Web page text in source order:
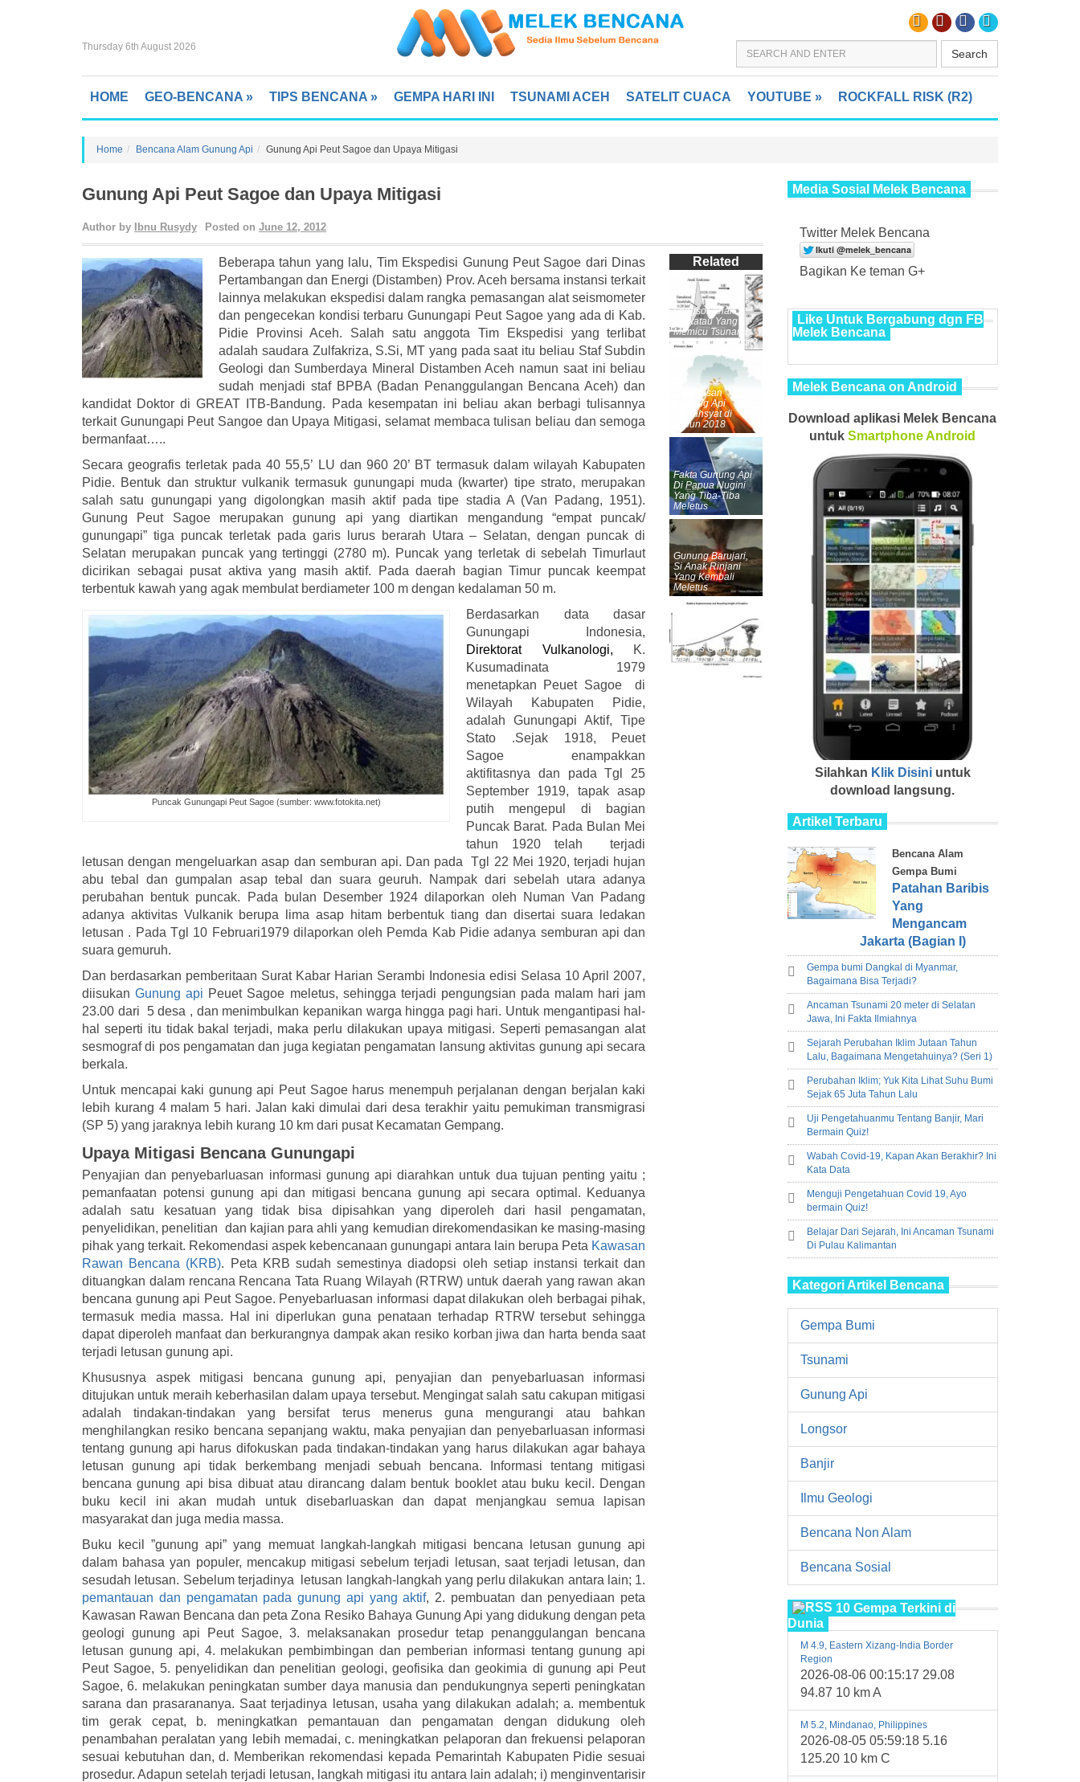
Thursday 6th August 2026
Search
HOME GEO-BENCANA » TIPS BENCANA » GEMPA HARI INI TSUNAMI ACEH SATELIT CUACA YOUTUBE » ROCKFALL RISK (R2)
Home Bencana Alam Gunung Api Gunung Api Peut Sagoe dan Upaya Mitigasi
Gunung Api Peut Sagoe dan Upaya Mitigasi
Author by Ibnu Rusydy Posted on June 12, 2012
Beberapa tahun yang lalu, Tim Ekspedisi Gunung Peut Sagoe dari Dinas
Pertambangan dan Energi (Distamben) Prov. Aceh bersama instansi terkait
lainnya melakukan ekspedisi dalam rangka pemasangan alat seismometer
dan pengecekan kondisi terbaru Gunungapi Peut Sagoe yang ada di Kab.
Pidie Provinsi Aceh. Salah satu anggota Tim Ekspedisi yang terlibat
adalah saudara Zulfakriza, S.Si, MT yang pada saat itu beliau Staf Subdin
Geologi dan Sumberdaya Mineral Distamben Aceh namun saat ini beliau
sudah menjadi staf BPBA (Badan Penanggulangan Bencana Aceh) dan
kandidat Doktor di GREAT ITB-Bandung. Pada kesempatan ini beliau akan berbagi tulisannya
terkait Gunungapi Peut Sangoe dan Upaya Mitigasi, selamat membaca tulisan beliau dan semoga
bermanfaat…..
Secara geografis terletak pada 40 55,5’ LU dan 960 20’ BT termasuk dalam wilayah Kabupaten
Pidie. Bentuk dan struktur vulkanik termasuk gunungapi muda (kwarter) tipe strato, merupakan
salah satu gunungapi yang digolongkan masih aktif pada tipe stadia A (Van Padang, 1951).
Gunung Peut Sagoe merupakan gunung api yang diartikan mengandung “empat puncak/
gunungapi” tiga puncak terletak pada garis lurus berarah Utara – Selatan, dengan puncak di
Selatan merupakan puncak yang tertinggi (2780 m). Puncak yang terletak di sebelah Timurlaut
dicirikan sebagai pusat aktiva yang masih aktif. Pada daerah bagian Timur puncak keempat
terbentuk kawah yang agak membulat berdiameter 100 m dengan kedalaman 50 m.
Puncak Gunungapi Peut Sagoe (sumber: www.fotokita.net)
Berdasarkan data dasar
Gunungapi Indonesia,
Direktorat Vulkanologi, K.
Kusumadinata 1979
menetapkan Peuet Sagoe di
Wilayah Kabupaten Pidie,
adalah Gunungapi Aktif, Tipe
Stato .Sejak 1918, Peuet
Sagoe enampakkan
aktifitasnya dan pada Tgl 25
September 1919, tapak asap
putih mengepul di bagian
Puncak Barat. Pada Bulan Mei
tahun 1920 telah terjadi
letusan dengan mengeluarkan asap dan semburan api. Dan pada Tgl 22 Mei 1920, terjadi hujan
abu tebal dan gumpalan asap tebal dan suara geuruh. Nampak dari sebelah utara adanya
perubahan bentuk puncak. Pada bulan Desember 1924 dilaporkan oleh Numan Van Padang
adanya aktivitas Vulkanik berupa lima asap hitam berbentuk tiang dan disertai suara ledakan
letusan . Pada Tgl 10 Februari1979 dilaporkan oleh Pemda Kab Pidie adanya semburan api dan
suara gemuruh.
Dan berdasarkan pemberitaan Surat Kabar Harian Serambi Indonesia edisi Selasa 10 April 2007,
diisukanGunung api Peuet Sagoe meletus, sehingga terjadi pengungsian pada malam hari jam
23.00 dari 5 desa , dan menimbulkan kepanikan warga hingga pagi hari. Untuk mengantipasi hal-
hal seperti itu tidak bakal terjadi, maka perlu dilakukan upaya mitigasi. Seperti pemasangan alat
sesmograf di pos pengamatan dan juga kegiatan pengamatan lansung aktivitas gunung api secara
berkala.
Untuk mencapai kaki gunung api Peut Sagoe harus menempuh perjalanan dengan berjalan kaki
lebih kurang 4 malam 5 hari. Jalan kaki dimulai dari desa terakhir yaitu pemukiman transmigrasi
(SP 5) yang jaraknya lebih kurang 10 km dari pusat Kecamatan Gempang.
Upaya Mitigasi Bencana Gunungapi
Penyajian dan penyebarluasan informasi gunung api diarahkan untuk dua tujuan penting yaitu ;
pemanfaatan potensi gunung api dan mitigasi bencana gunung api secara optimal. Keduanya
adalah satu kesatuan yang tidak bisa dipisahkan yang diperoleh dari hasil pengamatan,
penyelidikan, penelitian dan kajian para ahli yang kemudian direkomendasikan ke masing-masing
pihak yang terkait. Rekomendasi aspek kebencanaan gunungapi antara lain berupa Peta Kawasan
Rawan Bencana (KRB). Peta KRB sudah semestinya diadopsi oleh setiap instansi terkait dan
dituangkan dalam rencana Rencana Tata Ruang Wilayah (RTRW) untuk daerah yang rawan akan
bencana gunung api Peut Sagoe. Penyebarluasan informasi dapat dilakukan oleh berbagai pihak,
termasuk media massa. Hal ini diperlukan guna penataan terhadap RTRW tersebut sehingga
dapat diperoleh manfaat dan berkurangnya dampak akan resiko korban jiwa dan harta benda saat
terjadi letusan gunung api.
Khususnya aspek mitigasi bencana gunung api, penyajian dan penyebarluasan informasi
ditujukan untuk meraih keberhasilan dalam upaya tersebut. Mengingat salah satu cakupan mitigasi
adalah tindakan-tindakan yang bersifat terus menerus guna mengurangi atau bahkan
menghilangkan resiko bencana sepanjang waktu, maka penyajian dan penyebarluasan informasi
tentang gunung api harus difokuskan pada tindakan-tindakan yang harus dilakukan agar bahaya
letusan gunung api tidak berkembang menjadi sebuah bencana. Informasi tentang mitigasi
bencana gunung api bisa dibuat atau dirancang dalam bentuk booklet atau buku kecil. Dengan
buku kecil ini akan mudah untuk disebarluaskan dan dapat menjangkau semua lapisan
masyarakat dan juga media massa.
Buku kecil ”gunung api” yang memuat langkah-langkah mitigasi bencana letusan gunung api
dalam bahasa yan populer, mencakup mitigasi sebelum terjadi letusan, saat terjadi letusan, dan
sesudah letusan. Sebelum terjadinya letusan langkah-langkah yang perlu dilakukan antara lain; 1.
pemantauan dan pengamatan pada gunung api yang aktif, 2. pembuatan dan penyediaan peta
Kawasan Rawan Bencana dan peta Zona Resiko Bahaya Gunung Api yang didukung dengan peta
geologi gunung api Peut Sagoe, 3. melaksanakan prosedur tetap penanggulangan bencana
letusan gunung api, 4. melakukan pembimbingan dan pemberian informasi tentang gunung api
Peut Sagoe, 5. penyelidikan dan penelitian geologi, geofisika dan geokimia di gunung api Peut
Sagoe, 6. melakukan peningkatan sumber daya manusia dan pendukungnya seperti peningkatan
sarana dan prasarananya. Saat terjadinya letusan, usaha yang dilakukan adalah; a. membentuk
tim gerak cepat, b. meningkatkan pemantauan dan pengamatan dengan didukung oleh
penambahan peralatan yang lebih memadai, c. meningkatkan pelaporan dan frekuensi pelaporan
sesuai kebutuhan dan, d. Memberikan rekomendasi kepada Pemarintah Kabupaten Pidie sesuai
prosedur. Adapun setelah terjadi letusan, langkah mitigasi itu antara lain adalah; i) menginventarisir
Related
Longsor Anak
Krakatau Yang
Memicu Tsunami,
Pernah Diprediksi?
13 Letusan
Gunung Api
Terdahsyat di
Tahun 2018
Fakta Gunung Api
Di Papua Nugini
Yang Tiba-Tiba
Meletus
Gunung Barujari,
Si Anak Rinjani
Yang Kembali
Meletus
9 Jenis Gunung
Meletus di Seluruh
Media Sosial Melek Bencana
Twitter Melek Bencana
Bagikan Ke teman G+
Like Untuk Bergabung dgn FB
Melek Bencana
Melek Bencana on Android
Download aplikasi Melek Bencana
untukSmartphoneAndroid
Silahkan Klik Disiniuntuk
download langsung.
Artikel Terbaru
Bencana Alam
Gempa Bumi
Patahan Baribis
Yang
Mengancam
Jakarta (Bagian I)
Gempa bumi Dangkal di Myanmar,
Bagaimana Bisa Terjadi?
Ancaman Tsunami 20 meter di Selatan
Jawa, Ini Fakta Ilmiahnya
Sejarah Perubahan Iklim Jutaan Tahun
Lalu, Bagaimana Mengetahuinya? (Seri 1)
Perubahan Iklim; Yuk Kita Lihat Suhu Bumi
Sejak 65 Juta Tahun Lalu
Uji Pengetahuanmu Tentang Banjir, Mari
Bermain Quiz!
Wabah Covid-19, Kapan Akan Berakhir? Ini
Kata Data
Menguji Pengetahuan Covid 19, Ayo
bermain Quiz!
Belajar Dari Sejarah, Ini Ancaman Tsunami
Di Pulau Kalimantan
Kategori Artikel Bencana
Gempa Bumi
Tsunami
Gunung Api
Longsor
Banjir
Ilmu Geologi
Bencana Non Alam
Bencana Sosial
10 Gempa Terkini di
Dunia
M 4.9, Eastern Xizang-India Border
Region
2026-08-06 00:15:17 29.08
94.87 10 km A
M 5.2, Mindanao, Philippines
2026-08-05 05:59:18 5.16
125.20 10 km C